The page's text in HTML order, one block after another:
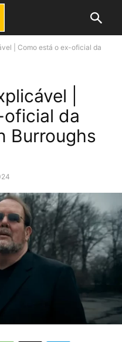
| Como está o ex-oficial da
|
da
Burroughs